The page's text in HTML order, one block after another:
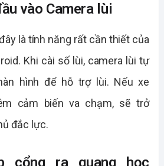
vào Camera lùi
là tính năng rất cần thiết của
Khi cài số lùi, camera lùi tự
hình để hỗ trợ lùi. Nếu xe
cảm biến va chạm, sẽ trở
đắc lực.
cổng ra quang học